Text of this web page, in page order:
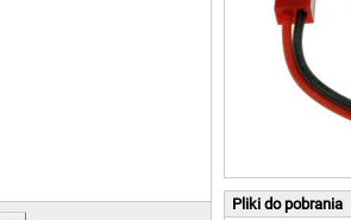
Pliki do pobrania